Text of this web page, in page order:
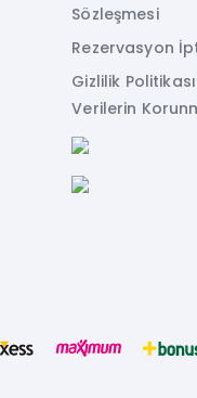
Sözleşmesi
Rezervasyon
Gizlilik
Verilerin